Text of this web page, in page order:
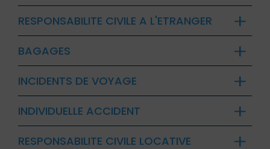
RESPONSABILITE CIVILE A L'ETRANGER
BAGAGES
INCIDENTS DE VOYAGE
INDIVIDUELLE ACCIDENT
RESPONSABILITE CIVILE LOCATIVE